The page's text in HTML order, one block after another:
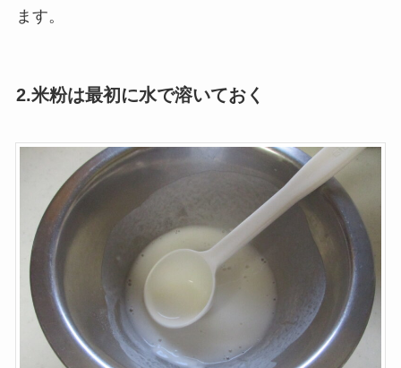
ます。
2.米粉は最初に水で溶いておく